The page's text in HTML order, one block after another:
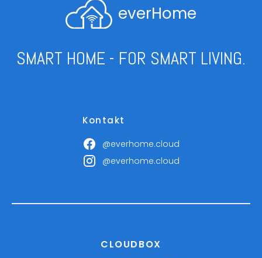
everHome
SMART HOME - FOR SMART LIVING.
Kontakt
@everhome.cloud
@everhome.cloud
CLOUDBOX